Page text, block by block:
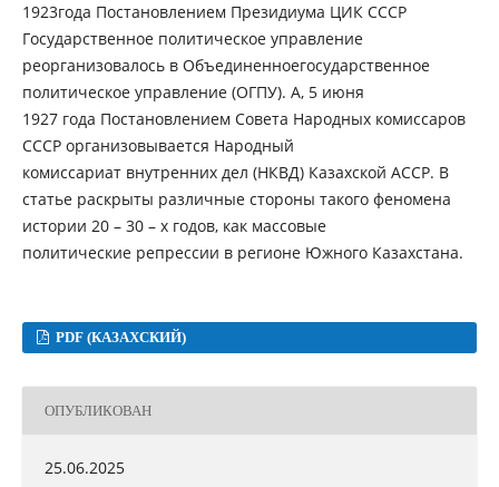
1923года Постановлением Президиума ЦИК СССР
Государственное политическое управление
реорганизовалось в Объединенноегосударственное
политическое управление (ОГПУ). А, 5 июня
1927 года Постановлением Совета Народных комиссаров
СССР организовывается Народный
комиссариат внутренних дел (НКВД) Казахской АССР. В
статье раскрыты различные стороны такого феномена
истории 20 – 30 – х годов, как массовые
политические репрессии в регионе Южного Казахстана.
PDF (КАЗАХСКИЙ)
ОПУБЛИКОВАН
25.06.2025